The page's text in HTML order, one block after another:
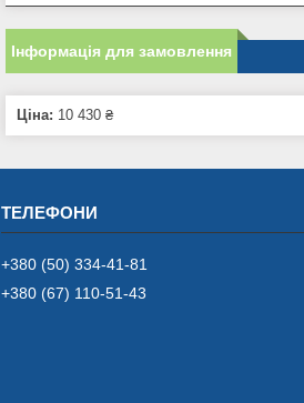
Інформація для замовлення
Ціна: 10 430 ₴
+380 (50) 334-41-81
+380 (67) 110-51-43